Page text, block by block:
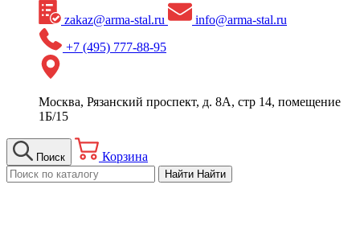
zakaz@arma-stal.ru
info@arma-stal.ru
+7 (495) 777-88-95
Москва, Рязанский проспект, д. 8А, стр 14, помещение
1Б/15
Поиск Корзина
Найти Найти